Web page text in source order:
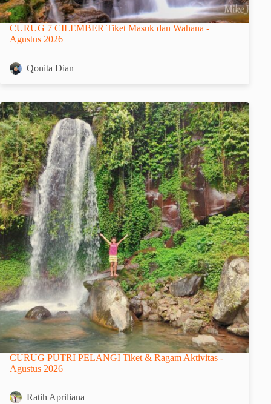
CURUG 7 CILEMBER Tiket Masuk dan Wahana -
Agustus 2026
Qonita Dian
CURUG PUTRI PELANGI Tiket & Ragam Aktivitas -
Agustus 2026
Ratih Apriliana